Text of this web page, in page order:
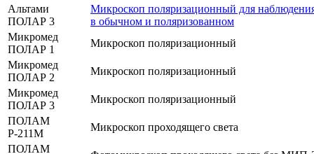
Альтами
ПОЛАР 3
Микроскоп поляризационный для
в обычном и поляризованном
Микромед
ПОЛАР 1
Микроскоп поляризационный
Микромед
ПОЛАР 2
Микроскоп поляризационный
Микромед
ПОЛАР 3
Микроскоп поляризационный
ПОЛАМ
Р-211М
Микроскоп проходящего света
ПОЛАМ